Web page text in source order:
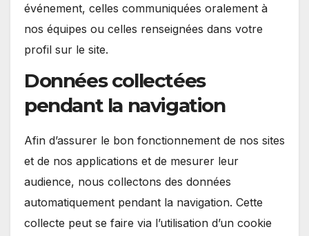
événement, celles communiquées oralement à
nos équipes ou celles renseignées dans votre
profil sur le site.
Données collectées
pendant la navigation
Afin d’assurer le bon fonctionnement de nos sites
et de nos applications et de mesurer leur
audience, nous collectons des données
automatiquement pendant la navigation. Cette
collecte peut se faire via l’utilisation d’un cookie